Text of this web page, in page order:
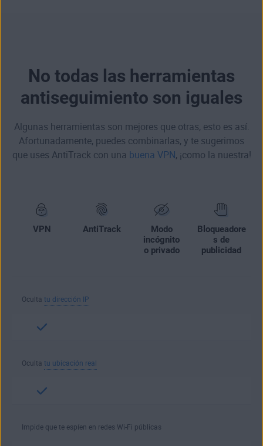
No todas las herramientas
antiseguimiento son iguales
Algunas herramientas son mejores que otras, esto es así.
Afortunadamente, puedes combinarlas, y te sugerimos
que uses AntiTrack con una buena VPN, ¡como la nuestra!
VPN AntiTrack
Modo
incógnito
o privado
Bloqueadore
s de
publicidad
Oculta tu dirección IP
Oculta tu ubicación real
Impide que te espíen en redes Wi-Fi públicas